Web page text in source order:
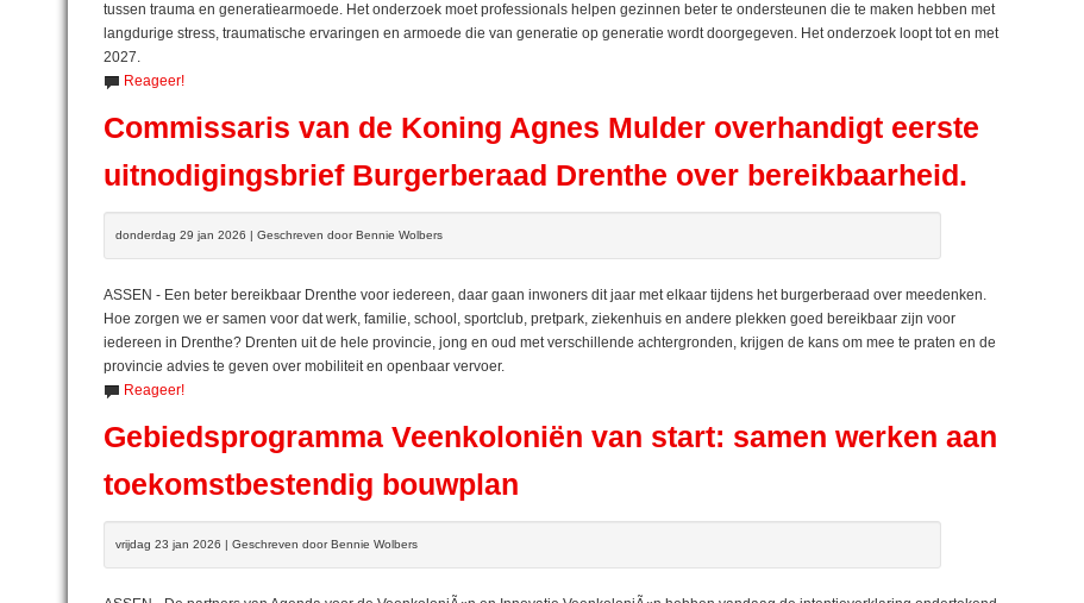
tussen trauma en generatiearmoede. Het onderzoek moet professionals helpen gezinnen beter te ondersteunen die te maken hebben met
langdurige stress, traumatische ervaringen en armoede die van generatie op generatie wordt doorgegeven. Het onderzoek loopt tot en met
2027.
Reageer!
Commissaris van de Koning Agnes Mulder overhandigt eerste
uitnodigingsbrief Burgerberaad Drenthe over bereikbaarheid.
donderdag 29 jan 2026 | Geschreven door Bennie Wolbers
ASSEN - Een beter bereikbaar Drenthe voor iedereen, daar gaan inwoners dit jaar met elkaar tijdens het burgerberaad over meedenken.
Hoe zorgen we er samen voor dat werk, familie, school, sportclub, pretpark, ziekenhuis en andere plekken goed bereikbaar zijn voor
iedereen in Drenthe? Drenten uit de hele provincie, jong en oud met verschillende achtergronden, krijgen de kans om mee te praten en de
provincie advies te geven over mobiliteit en openbaar vervoer.
Reageer!
Gebiedsprogramma Veenkoloniën van start: samen werken aan
toekomstbestendig bouwplan
vrijdag 23 jan 2026 | Geschreven door Bennie Wolbers